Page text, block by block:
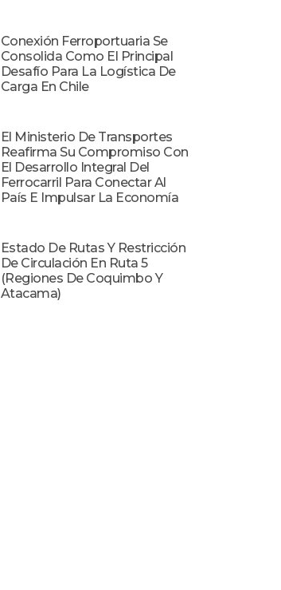
Conexión Ferroportuaria Se
Consolida Como El Principal
Desafío Para La Logística De
Carga En Chile
El Ministerio De Transportes
Reafirma Su Compromiso Con
El Desarrollo Integral Del
Ferrocarril Para Conectar Al
País E Impulsar La Economía
Estado De Rutas Y Restricción
De Circulación En Ruta 5
(Regiones De Coquimbo Y
Atacama)